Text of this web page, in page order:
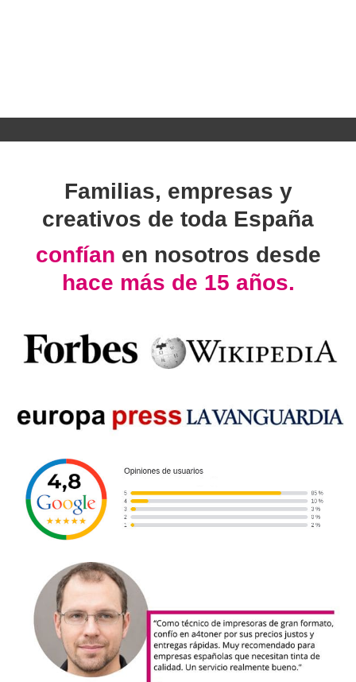
Familias, empresas y
creativos de toda España
confían en nosotros desde
hace más de 15 años.